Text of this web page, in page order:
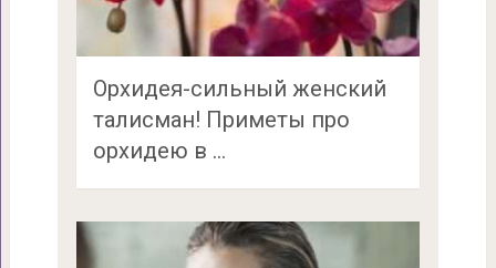
Орхидея-сильный женский
талисман! Приметы про
орхидею в …